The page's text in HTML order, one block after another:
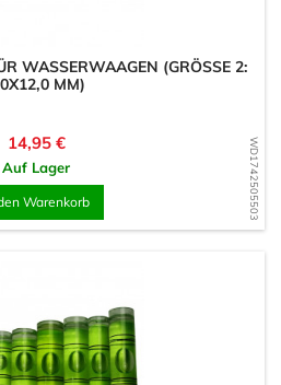
WD1742505503
WASSERWAAGEN (GRÖSSE 2: 5
MM)
Preis
14,95 €
Auf Lager
Warenkorb